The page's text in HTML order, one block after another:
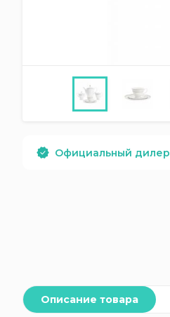
Официальный дилер
Описание товара